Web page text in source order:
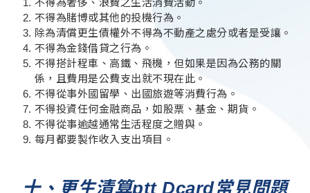
不得為奢侈、浪費之生活消費活動。
不得為賭博或其他的投機行為。
除為清償更生債權外不得為不動產之處分或者是受讓。
不得為金錢借貸之行為。
不得搭計程車、高鐵、飛機，但如果是因為公務的關
係，且費用是公費支出就不現在此。
不得從事外國留學、出國旅遊等消費行為。
不得投資任何金融商品，如股票、基金、期貨。
不得從事逾越通常生活程度之贈與。
每月都要製作收入支出項目。
十、更生清算ptt Dcard常見問題